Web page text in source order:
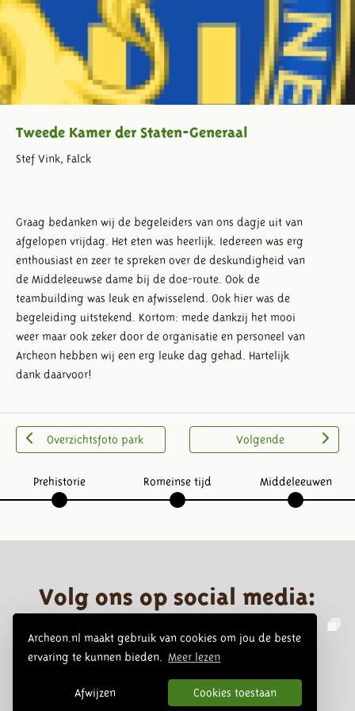
Archeon.nl maakt gebruik van cookies om jou de beste
ervaring te kunnen bieden.
Meer lezen
Afwijzen Cookies toestaan
Tweede Kamer der Staten-Generaal
Stef Vink, Falck
Graag bedanken wij de begeleiders van ons dagje uit van
afgelopen vrijdag. Het eten was heerlijk. Iedereen was erg
enthousiast en zeer te spreken over de deskundigheid van
de Middeleeuwse dame bij de doe-route. Ook de
teambuilding was leuk en afwisselend. Ook hier was de
begeleiding uitstekend. Kortom: mede dankzij het mooi
weer maar ook zeker door de organisatie en personeel van
Archeon hebben wij een erg leuke dag gehad. Hartelijk
dank daarvoor!
Overzichtsfoto park Volgende
Prehistorie Romeinse tijd Middeleeuwen
Volg ons op social media: